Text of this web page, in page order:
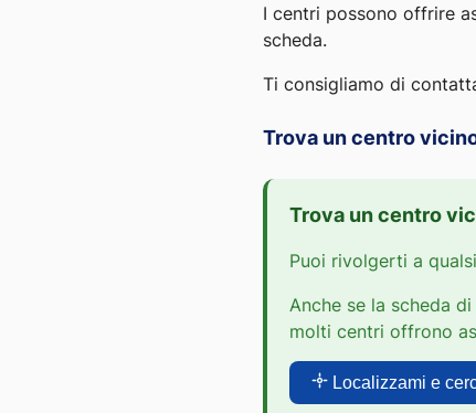
I centri possono offrire
scheda.
Ti consigliamo di
Trova un centro
Trova un centro
Puoi rivolgerti a
Anche se la scheda
molti centri offrono
Localizzami e